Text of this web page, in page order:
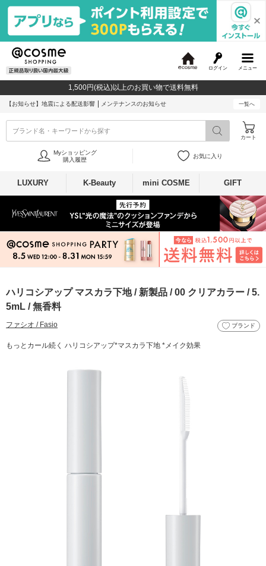
メニュー
ログイン
c
o
1,500円(税込)以上のお買い物で送料無料
【お知らせ】 地震による配送影響 メンテナンスのお知らせ 一覧へ
ブランド名・キーワードから探す
カート
Myショッピング
購入履歴
お気に入り
LUXURY K-Beauty mini COSME GIFT
ハリコシアップ マスカラ下地 / 新製品 / 00 クリアカラー / 5.
5mL / 無香料
ファシオ / Fasio ブランド
もっとカール続く ハリコシアップ*マスカラ下地 *メイク効果